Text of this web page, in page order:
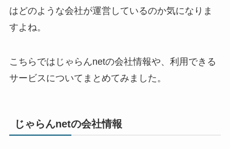
はどのような会社が運営しているのか気になりま
すよね。
こちらではじゃらんnetの会社情報や、利用できる
サービスについてまとめてみました。
じゃらんnetの会社情報